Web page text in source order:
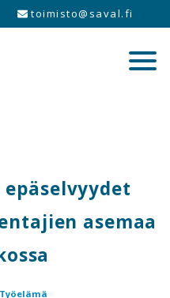
toimisto@saval.fi
asemaa
Työelämä